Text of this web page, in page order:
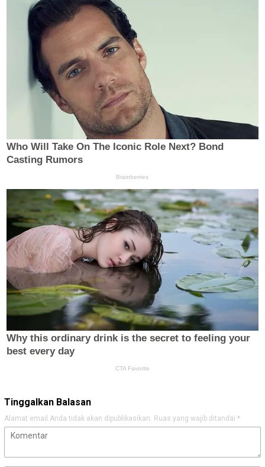
Tinggalkan Balasan
Alamat email Anda tidak akan dipublikasikan. Ruas yang wajib ditandai *